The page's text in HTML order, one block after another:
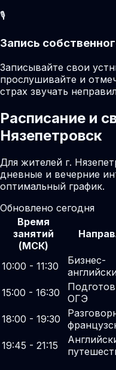
🎙️
Запись
Записывайте свои
прослушивайте и
страх звучать
Расписание и
Нязепетровск
Для жителей г.
дневные и вечерние
оптимальный график.
Обновлено сегодня
Время
занятий
(МСК)
10:00 - 11:30
Бизнес-
15:00 - 16:30
ОГЭ
18:00 - 19:30
19:45 - 21:15